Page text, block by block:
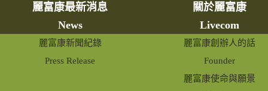
麗富康最新消息
News
關於麗富康
Livecom
麗富康新聞紀錄
Press Release
麗富康創辦人的話
Founder
麗富康使命與願景